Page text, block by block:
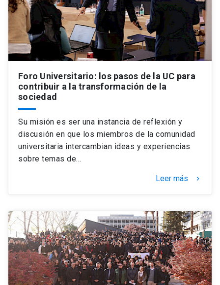
Información para keyboard_arrow_down
Futuros estudiantes
Académicos
Alumni launch
Padres y familia
Go to english site
Admisión launch
Mi Cuenta UC
Correo UC launch
Foro Universitario: los pasos de la UC para
contribuir a la transformación de la
sociedad
Su misión es ser una instancia de reflexión y
discusión en que los miembros de la comunidad
universitaria intercambian ideas y experiencias
sobre temas de…
Leer más keyboard_arrow_right